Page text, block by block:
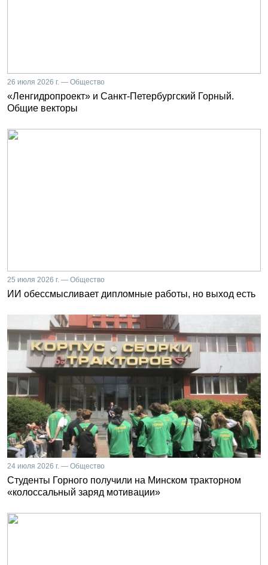
26 июля 2026 г. — Общество
«Ленгидропроект» и Санкт-Петербургский Горный.
Общие векторы
25 июля 2026 г. — Общество
ИИ обессмысливает дипломные работы, но выход есть
24 июля 2026 г. — Общество
Студенты Горного получили на Минском тракторном
«колоссальный заряд мотивации»